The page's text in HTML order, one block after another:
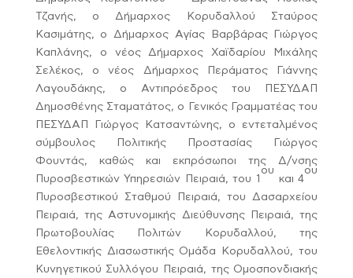
Τζανής, ο Δήμαρχος Κορυδαλλού Σταύρος
Κασιμάτης, ο Δήμαρχος Αγίας Βαρβάρας Γιώργος
Καπλάνης, ο νέος Δήμαρχος Χαϊδαρίου Μιχάλης
Σελέκος, ο νέος Δήμαρχος Περάματος Γιάννης
Λαγουδάκης, ο Αντιπρόεδρος του ΠΕΣΥΔΑΠ
Δημοσθένης Σταματάτος, ο Γενικός Γραμματέας του
ΠΕΣΥΔΑΠ Γιώργος Κατσαντώνης, ο εντεταλμένος
σύμβουλος Πολιτικής Προστασίας Γιώργος
Φουντάς, καθώς και εκπρόσωποι της Δ/νσης
Πυροσβεστικών Υπηρεσιών Πειραιά, του 1
ου
και 4
ου
Πυροσβεστικού Σταθμού Πειραιά, του Δασαρχείου
Πειραιά, της Αστυνομικής Διεύθυνσης Πειραιά, της
Πρωτοβουλίας Πολιτών Κορυδαλλού, της
Εθελοντικής Διασωστικής Ομάδα Κορυδαλλού, του
Κυνηγετικού Συλλόγου Πειραιά, της Ομοσπονδιακής